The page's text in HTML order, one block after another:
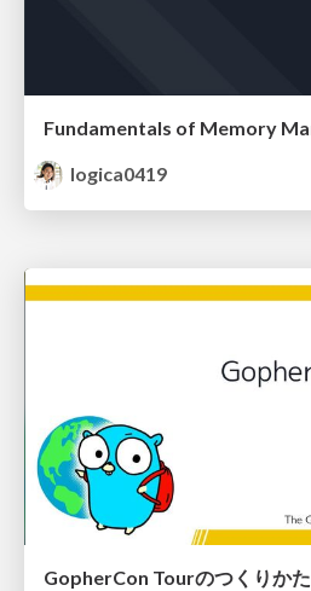
logica0419
GopherCon Tourのつくりかた